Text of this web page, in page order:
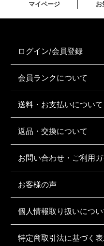
マイページ お
ログイン/会員登録
会員ランクについて
送料・お支払いについて
返品・交換について
お問い合わせ・ご利用
お客様の声
個人情報取り扱いについ
特定商取引法に基づく